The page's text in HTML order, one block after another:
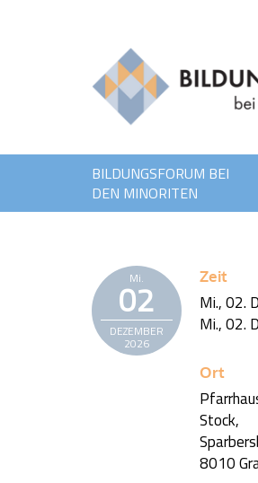
BILDUNGSFORUM BEI
DEN MINORITEN
Mi.
02
DEZEMBER
2026
Zeit
Mi., 02.
Mi., 02.
Ort
Stock,
8010